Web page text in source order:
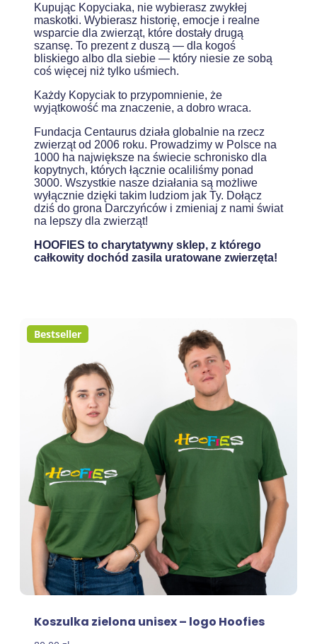
Kupując Kopyciaka, nie wybierasz zwykłej
maskotki. Wybierasz historię, emocje i realne
wsparcie dla zwierząt, które dostały drugą
szansę. To prezent z duszą — dla kogoś
bliskiego albo dla siebie — który niesie ze sobą
coś więcej niż tylko uśmiech.
Każdy Kopyciak to przypomnienie, że
wyjątkowość ma znaczenie, a dobro wraca.
Fundacja Centaurus działa globalnie na rzecz
zwierząt od 2006 roku. Prowadzimy w Polsce na
1000 ha największe na świecie schronisko dla
kopytnych, których łącznie ocaliliśmy ponad
3000. Wszystkie nasze działania są możliwe
wyłącznie dzięki takim ludziom jak Ty. Dołącz
dziś do grona Darczyńców i zmieniaj z nami świat
na lepszy dla zwierząt!
HOOFIES to charytatywny sklep, z którego
całkowity dochód zasila uratowane zwierzęta!
Bestseller
Koszulka zielona unisex – logo Hoofies